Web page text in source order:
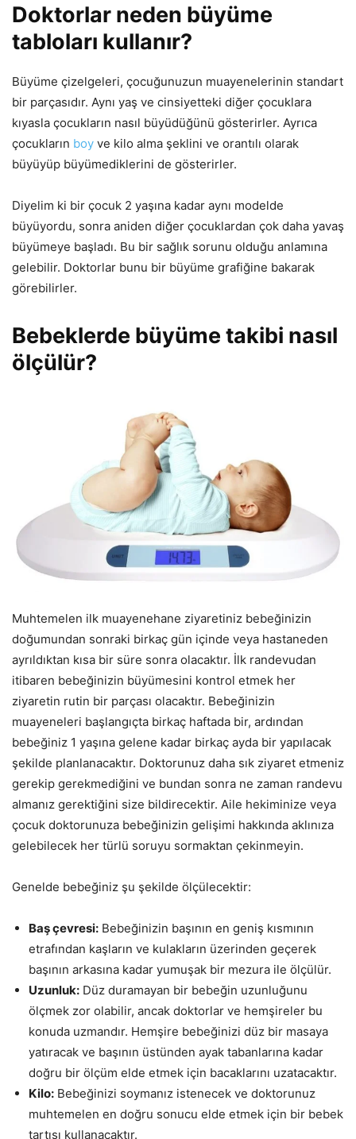
Doktorlar neden büyüme
tabloları kullanır?
Büyüme çizelgeleri, çocuğunuzun muayenelerinin standart
bir parçasıdır. Aynı yaş ve cinsiyetteki diğer çocuklara
kıyasla çocukların nasıl büyüdüğünü gösterirler. Ayrıca
çocukların boy ve kilo alma şeklini ve orantılı olarak
büyüyüp büyümediklerini de gösterirler.
Diyelim ki bir çocuk 2 yaşına kadar aynı modelde
büyüyordu, sonra aniden diğer çocuklardan çok daha yavaş
büyümeye başladı. Bu bir sağlık sorunu olduğu anlamına
gelebilir. Doktorlar bunu bir büyüme grafiğine bakarak
görebilirler.
Bebeklerde büyüme takibi nasıl
ölçülür?
Muhtemelen ilk muayenehane ziyaretiniz bebeğinizin
doğumundan sonraki birkaç gün içinde veya hastaneden
ayrıldıktan kısa bir süre sonra olacaktır. İlk randevudan
itibaren bebeğinizin büyümesini kontrol etmek her
ziyaretin rutin bir parçası olacaktır. Bebeğinizin
muayeneleri başlangıçta birkaç haftada bir, ardından
bebeğiniz 1 yaşına gelene kadar birkaç ayda bir yapılacak
şekilde planlanacaktır. Doktorunuz daha sık ziyaret etmeniz
gerekip gerekmediğini ve bundan sonra ne zaman randevu
almanız gerektiğini size bildirecektir. Aile hekiminize veya
çocuk doktorunuza bebeğinizin gelişimi hakkında aklınıza
gelebilecek her türlü soruyu sormaktan çekinmeyin.
Genelde bebeğiniz şu şekilde ölçülecektir:
Baş çevresi: Bebeğinizin başının en geniş kısmının
etrafından kaşların ve kulakların üzerinden geçerek
başının arkasına kadar yumuşak bir mezura ile ölçülür.
Uzunluk: Düz duramayan bir bebeğin uzunluğunu
ölçmek zor olabilir, ancak doktorlar ve hemşireler bu
konuda uzmandır. Hemşire bebeğinizi düz bir masaya
yatıracak ve başının üstünden ayak tabanlarına kadar
doğru bir ölçüm elde etmek için bacaklarını uzatacaktır.
Kilo: Bebeğinizi soymanız istenecek ve doktorunuz
muhtemelen en doğru sonucu elde etmek için bir bebek
tartısı kullanacaktır.